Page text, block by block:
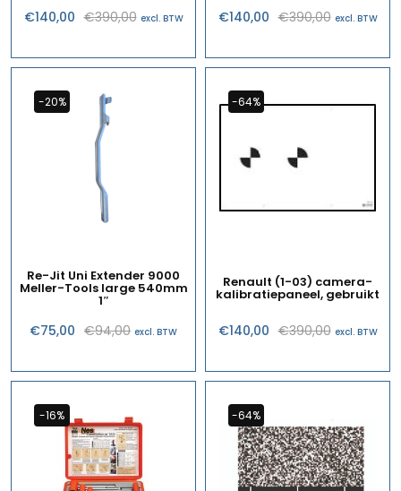
€390,00 Oorspronkelijke
was:
€390,00.
€140,00
Huidige
is:
€140,00.
excl. BTW €390,00
was:
€390,00.
€140,00
Huidige
is:
€140,00.
excl. BTW
-20%
Re-Jit Uni Extender 9000
Meller-Tools large 540mm
1″
€94,00 Oorspronkelijke
was:
€94,00.
€75,00
Huidige
is:
€75,00.
excl. BTW
-64%
Renault (1-03) camera-
kalibratiepaneel, gebruikt
€390,00
was:
€390,00.
€140,00
Huidige
is:
€140,00.
excl. BTW
-16% -64%